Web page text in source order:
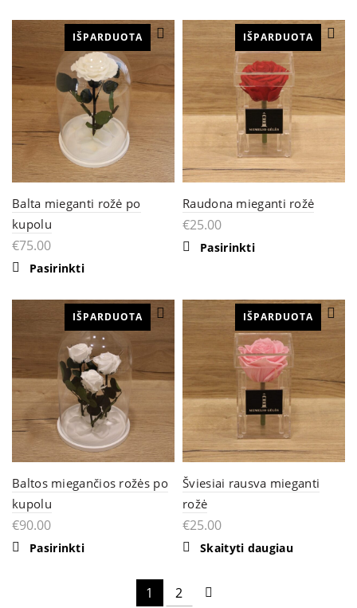
IŠPARDUOTA
Balta mieganti rožė po
kupolu
€75.00
Pasirinkti
IŠPARDUOTA
Raudona mieganti rožė
€25.00
Pasirinkti
IŠPARDUOTA
Baltos miegančios rožės po
kupolu
€90.00
Pasirinkti
IŠPARDUOTA
Šviesiai rausva mieganti
rožė
€25.00
Skaityti daugiau
1 2